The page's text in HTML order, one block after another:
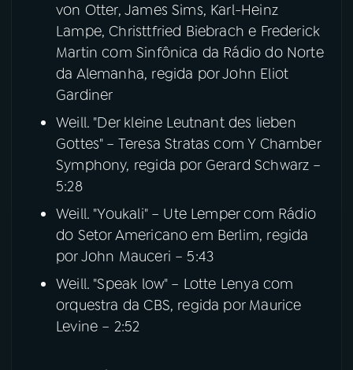
von Otter, James Sims, Karl-Heinz
Lampe, Christtfried Biebrach e Frederick
Martin com Sinfônica da Rádio do Norte
da Alemanha, regida por John Eliot
Gardiner
Weill. "Der kleine Leutnant des lieben
Gottes" – Teresa Stratas com Y Chamber
Symphony, regida por Gerard Schwarz –
5:28
Weill. "Youkali" – Ute Lemper com Rádio
do Setor Americano em Berlim, regida
por John Mauceri – 5:43
Weill. "Speak low" – Lotte Lenya com
orquestra da CBS, regida por Maurice
Levine – 2:52